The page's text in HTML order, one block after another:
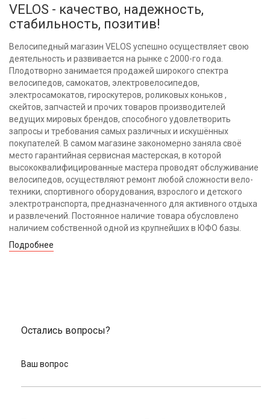
VELOS - качество, надежность,
стабильность, позитив!
Велосипедный магазин VELOS успешно осуществляет свою
деятельность и развивается на рынке с 2000-го года.
Плодотворно занимается продажей широкого спектра
велосипедов, самокатов, электровелосипедов,
электросамокатов, гироскутеров, роликовых коньков ,
скейтов, запчастей и прочих товаров производителей
ведущих мировых брендов, способного удовлетворить
запросы и требования самых различных и искушённых
покупателей. В самом магазине закономерно заняла своё
место гарантийная сервисная мастерская, в которой
высококвалифицированные мастера проводят обслуживание
велосипедов, осуществляют ремонт любой сложности вело-
техники, спортивного оборудования, взрослого и детского
электротранспорта, предназначенного для активного отдыха
и развлечений. Постоянное наличие товара обусловлено
наличием собственной одной из крупнейших в ЮФО базы.
Подробнее
Остались вопросы?
Ваш вопрос